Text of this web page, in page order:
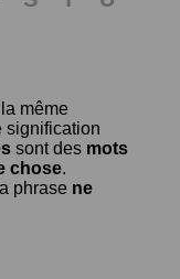
même
signification
sont des mots
chose.
phrase ne